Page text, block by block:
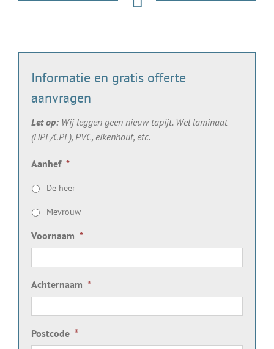
Informatie en gratis offerte
aanvragen
Let op:Wij leggen geen nieuw tapijt. Wel laminaat
(HPL/CPL), PVC, eikenhout, etc.
Aanhef *
De heer
Mevrouw
Voornaam *
Achternaam *
Postcode *